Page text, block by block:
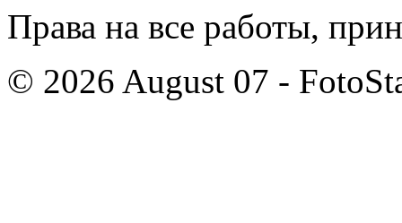
Права на все работы,
© 2026 August 07 -